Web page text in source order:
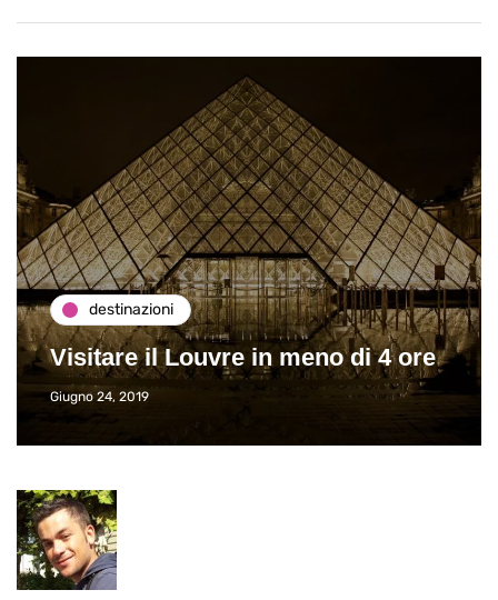
destinazioni
Visitare il Louvre in meno di 4 ore
Giugno 24, 2019